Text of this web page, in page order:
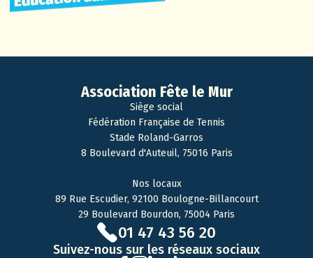
Association Fête le Mur
Siège social
Fédération Française de Tennis
Stade Roland-Garros
8 Boulevard d'Auteuil, 75016 Paris
Nos locaux
89 Rue Escudier, 92100 Boulogne-Billancourt
29 Boulevard Bourdon, 75004 Paris
01 47 43 56 20
Suivez-nous sur les réseaux sociaux